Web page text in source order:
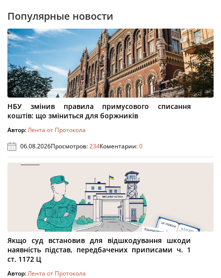
Популярные новости
НБУ змінив правила примусового списання
коштів: що зміниться для боржників
Автор:Лента от Протокола
06.08.2026Просмотров:234Коментарии:0
Якщо суд встановив для відшкодування шкоди
наявність підстав, передбачених приписами ч. 1
ст. 1172 Ц
Автор:Лента от Протокола